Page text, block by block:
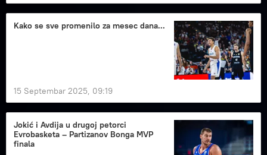
Kako se sve promenilo za mesec dana...
15 Septembar 2025, 09:19
Jokić i Avdija u drugoj petorci
Evrobasketa – Partizanov Bonga MVP
finala